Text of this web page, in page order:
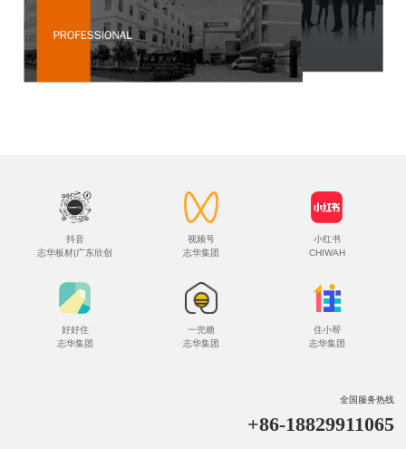
抖音
志华板材|广东欣创
视频号
志华集团
小红书
CHIWAH
好好住
志华集团
一兜糖
志华集团
住小帮
志华集团
全国服务热线
+86-18829911065